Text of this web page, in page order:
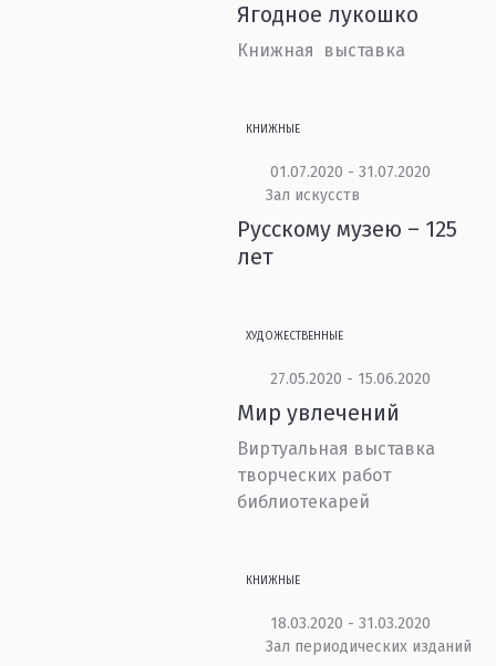
Ягодное лукошко
Книжная выставка
КНИЖНЫЕ
01.07.2020 - 31.07.2020
Зал искусств
Русскому музею – 125
лет
ХУДОЖЕСТВЕННЫЕ
27.05.2020 - 15.06.2020
Мир увлечений
Виртуальная выставка
творческих работ
библиотекарей
КНИЖНЫЕ
18.03.2020 - 31.03.2020
Зал периодических изданий